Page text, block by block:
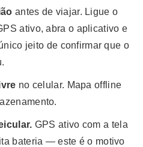
antes de viajar. Ligue o
ativo, abra o aplicativo e
jeito de confirmar que o
no celular. Mapa offline
GPS ativo com a tela
bateria — este é o motivo